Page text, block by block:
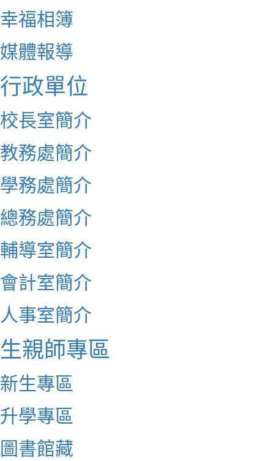
幸福相簿
媒體報導
行政單位
校長室簡介
教務處簡介
學務處簡介
總務處簡介
輔導室簡介
會計室簡介
人事室簡介
生親師專區
新生專區
升學專區
圖書館藏